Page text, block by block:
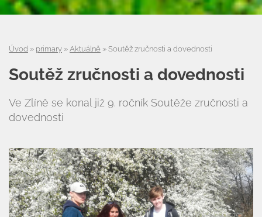
Úvod » primary » Aktuálně » Soutěž zručnosti a dovednosti
Soutěž zručnosti a dovednosti
Ve Zlíně se konal již 9. ročník Soutěže zručnosti a
dovednosti